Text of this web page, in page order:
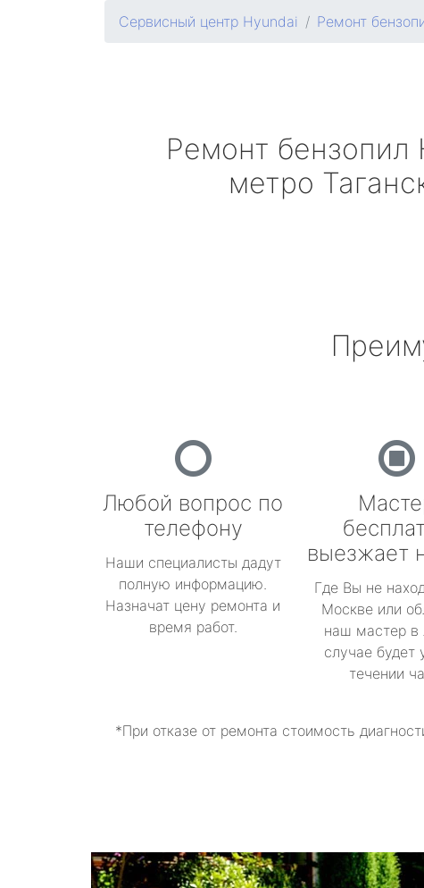
Сервисный центр Hyundai Ремонт
Ремонт бензопил
метро
Любой вопрос по
телефону
Наши специалисты дадут
полную информацию.
Назначат цену ремонта и
время работ.
выезжает
Где Вы не
Москве или
наш мастер
случае будет
течении
*При отказе от ремонта стоимость